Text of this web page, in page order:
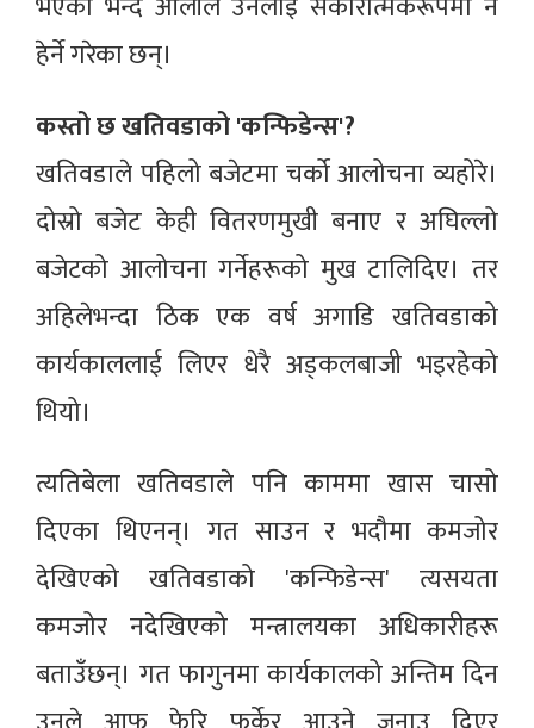
हेर्ने गरेका छन्।
कस्तो छ खतिवडाको 'कन्फिडेन्स'?
खतिवडाले पहिलो बजेटमा चर्को आलोचना व्यहोरे।
दोस्रो बजेट केही वितरणमुखी बनाए र अघिल्लो
बजेटको आलोचना गर्नेहरूको मुख टालिदिए। तर
अहिलेभन्दा ठिक एक वर्ष अगाडि खतिवडाको
कार्यकाललाई लिएर धेरै अड्कलबाजी भइरहेको
थियो।
त्यतिबेला खतिवडाले पनि काममा खास चासो
दिएका थिएनन्। गत साउन र भदौमा कमजोर
देखिएको खतिवडाको 'कन्फिडेन्स' त्यसयता
कमजोर नदेखिएको मन्त्रालयका अधिकारीहरू
बताउँछन्। गत फागुनमा कार्यकालको अन्तिम दिन